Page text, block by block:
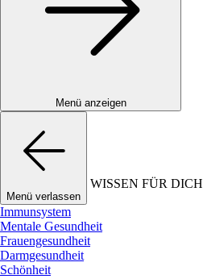
Menü anzeigen
Menü verlassen
WISSEN FÜR DICH
Immunsystem
Mentale Gesundheit
Frauengesundheit
Darmgesundheit
Schönheit